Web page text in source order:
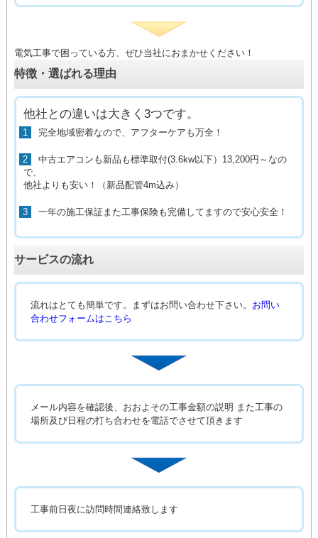
電気工事で困っている方、ぜひ当社におまかせください！
特徴・選ばれる理由
他社との違いは大きく3つです。
1 完全地域密着なので、アフターケアも万全！
2
中古エアコンも新品も標準取付(3.6kw以下）13,200円～なの
で、
他社よりも安い！（新品配管4m込み）
3 一年の施工保証また工事保険も完備してますので安心安全！
サービスの流れ
流れはとても簡単です。まずはお問い合わせ下さい。 お問い
合わせフォームはこちら
メール内容を確認後、おおよその工事金額の説明 また工事の
場所及び日程の打ち合わせを電話でさせて頂きます
工事前日夜に訪問時間連絡致します